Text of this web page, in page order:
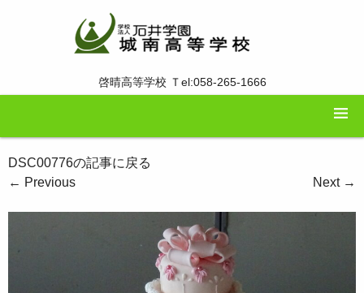
啓晴高等学校 Ｔel:058-265-1666
DSC00776の記事に戻る
← Previous Next →